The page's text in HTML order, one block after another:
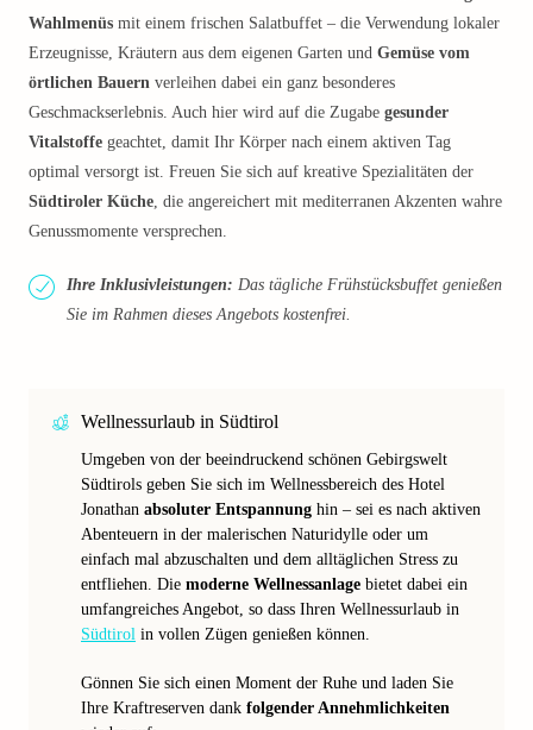
Wahlmenüs mit einem frischen Salatbuffet – die Verwendung lokaler
Erzeugnisse, Kräutern aus dem eigenen Garten und Gemüse vom
örtlichen Bauern verleihen dabei ein ganz besonderes
Geschmackserlebnis. Auch hier wird auf die Zugabe gesunder
Vitalstoffe geachtet, damit Ihr Körper nach einem aktiven Tag
optimal versorgt ist. Freuen Sie sich auf kreative Spezialitäten der
Südtiroler Küche, die angereichert mit mediterranen Akzenten wahre
Genussmomente versprechen.
Ihre Inklusivleistungen: Das tägliche Frühstücksbuffet genießen
Sie im Rahmen dieses Angebots kostenfrei.
Wellnessurlaub in Südtirol
Umgeben von der beeindruckend schönen Gebirgswelt
Südtirols geben Sie sich im Wellnessbereich des Hotel
Jonathan absoluter Entspannung hin – sei es nach aktiven
Abenteuern in der malerischen Naturidylle oder um
einfach mal abzuschalten und dem alltäglichen Stress zu
entfliehen. Die moderne Wellnessanlage bietet dabei ein
umfangreiches Angebot, so dass Ihren Wellnessurlaub in
Südtirol in vollen Zügen genießen können.
Gönnen Sie sich einen Moment der Ruhe und laden Sie
Ihre Kraftreserven dank folgender Annehmlichkeiten